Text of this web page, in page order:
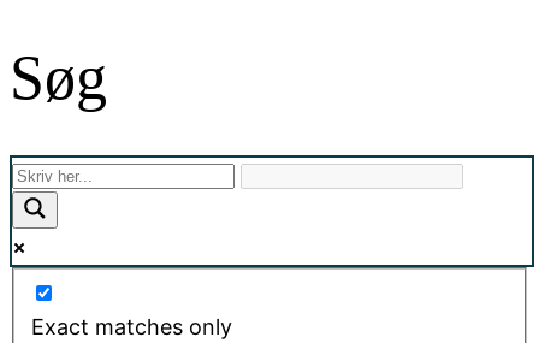
Søg
Exact matches only